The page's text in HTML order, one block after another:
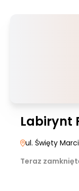
Labirynt
ul. Święty
Teraz